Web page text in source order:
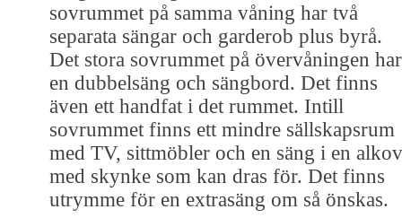
sovrummet på samma våning har två
separata sängar och garderob plus byrå.
Det stora sovrummet på övervåningen har
en dubbelsäng och sängbord. Det finns
även ett handfat i det rummet. Intill
sovrummet finns ett mindre sällskapsrum
med TV, sittmöbler och en säng i en alkov
med skynke som kan dras för. Det finns
utrymme för en extrasäng om så önskas.